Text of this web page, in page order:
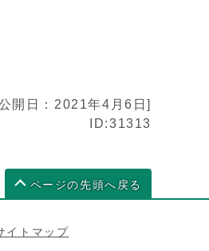
開日：2021年4月6日]
ID:31313
ページの先頭へ戻る
イトマップ